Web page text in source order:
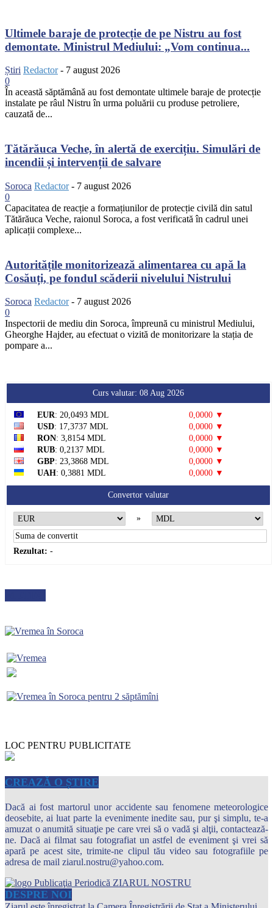
Ultimele baraje de protecție de pe Nistru au fost
demontate. Ministrul Mediului: „Vom continua...
Știri Redactor - 7 august 2026
0
În această săptămână au fost demontate ultimele baraje de protecție
instalate pe râul Nistru în urma poluării cu produse petroliere,
cauzată de...
Tătărăuca Veche, în alertă de exercițiu. Simulări de
incendii și intervenții de salvare
Soroca Redactor - 7 august 2026
0
Capacitatea de reacție a formațiunilor de protecție civilă din satul
Tătărăuca Veche, raionul Soroca, a fost verificată în cadrul unei
aplicații complexe...
Autoritățile monitorizează alimentarea cu apă la
Cosăuți, pe fondul scăderii nivelului Nistrului
Soroca Redactor - 7 august 2026
0
Inspectorii de mediu din Soroca, împreună cu ministrul Mediului,
Gheorghe Hajder, au efectuat o vizită de monitorizare la stația de
pompare a...
Curs valutar: 08 Aug 2026
EUR: 20,0493 MDL
0,0000 ▼
USD: 17,3737 MDL
0,0000 ▼
RON: 3,8154 MDL
0,0000 ▼
RUB: 0,2137 MDL
0,0000 ▼
GBP: 23,3868 MDL
0,0000 ▼
UAH: 0,3881 MDL 0,0000 ▼
Convertor valutar
»
Rezultat: -
LOC PENTRU PUBLICITATE
CREAZĂ O ȘTIRE
Dacă ai fost martorul unor accidente sau fenomene meteorologice
deosebite, ai luat parte la evenimente inedite sau, pur şi simplu, te-a
amuzat o anumită situaţie pe care vrei să o vadă şi alţii, contactează-
ne. Dacă ai filmat sau fotografiat un astfel de eveniment şi vrei să
apară pe acest site, trimite-ne clipul tău video sau fotografiile pe
adresa de mail ziarul.nostru@yahoo.com.
DESPRE NOI